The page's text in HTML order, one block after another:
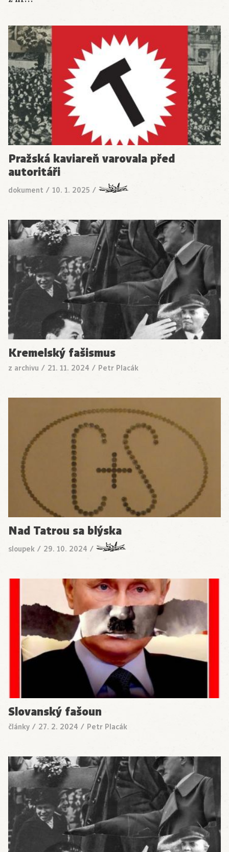
Pražská kaviareň varovala před
autoritáři
dokument / 10. 1. 2025 /
Kremelský fašismus
z archivu / 21. 11. 2024 / Petr Placák
Nad Tatrou sa blýska
sloupek / 29. 10. 2024 /
Slovanský fašoun
články / 27. 2. 2024 / Petr Placák